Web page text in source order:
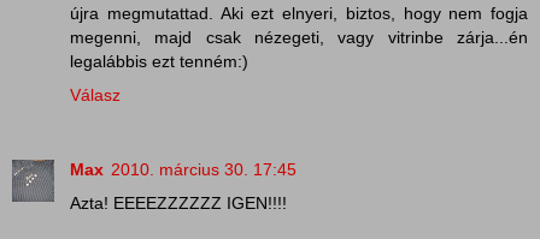
újra megmutattad. Aki ezt elnyeri, biztos, hogy nem fogja
megenni, majd csak nézegeti, vagy vitrinbe zárja...én
legalábbis ezt tenném:)
Válasz
Max 2010. március 30. 17:45
Azta! EEEEZZZZZZ IGEN!!!!